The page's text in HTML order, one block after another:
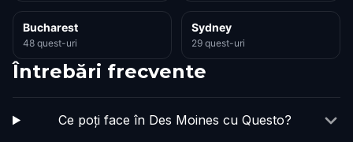
Bucharest
48 quest-uri
Sydney
29 quest-uri
Întrebări frecvente
Ce poți face în Des Moines cu Questo?